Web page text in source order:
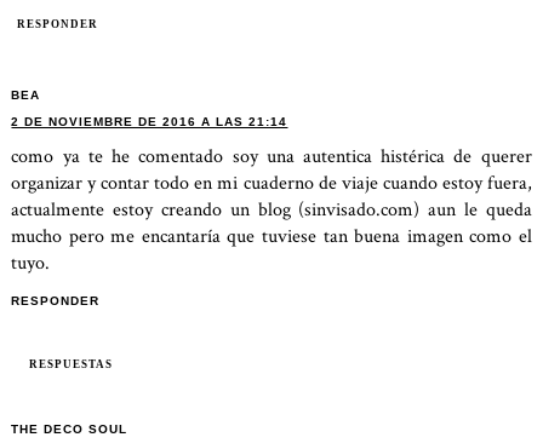
RESPONDER
BEA
2 DE NOVIEMBRE DE 2016 A LAS 21:14
como ya te he comentado soy una autentica histérica de querer
organizar y contar todo en mi cuaderno de viaje cuando estoy fuera,
actualmente estoy creando un blog (sinvisado.com) aun le queda
mucho pero me encantaría que tuviese tan buena imagen como el
tuyo.
RESPONDER
RESPUESTAS
THE DECO SOUL